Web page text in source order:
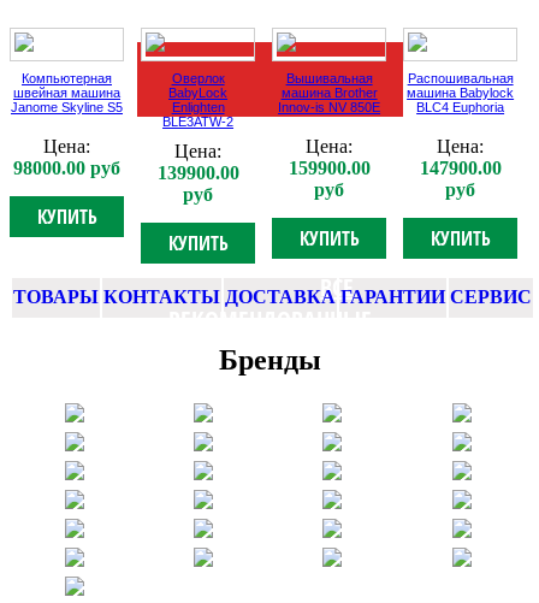
Компьютерная
швейная машина
Janome Skyline S5
Цена:
98000.00 руб
КУПИТЬ
Оверлок
BabyLock
Enlighten
BLE3ATW-2
Цена:
139900.00
руб
КУПИТЬ
Вышивальная
машина Brother
Innov-is NV 850E
Цена:
159900.00
руб
КУПИТЬ
Распошивальная
машина Babylock
BLC4 Euphoria
Цена:
147900.00
руб
КУПИТЬ
ВСЕ
ТОВАРЫ
ТОВАРЫ КОНТАКТЫ ДОСТАВКА ГАРАНТИИ СЕРВИС
Бренды